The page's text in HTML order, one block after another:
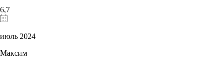
6,7
июль 2024
Максим